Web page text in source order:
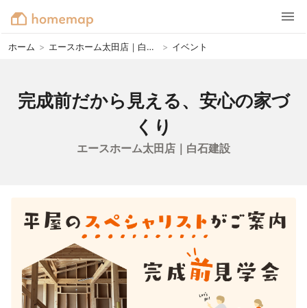
ホーム > エースホーム太田店｜白石建設 > イベント
完成前だから見える、安心の家づ
くり
エースホーム太田店｜白石建設